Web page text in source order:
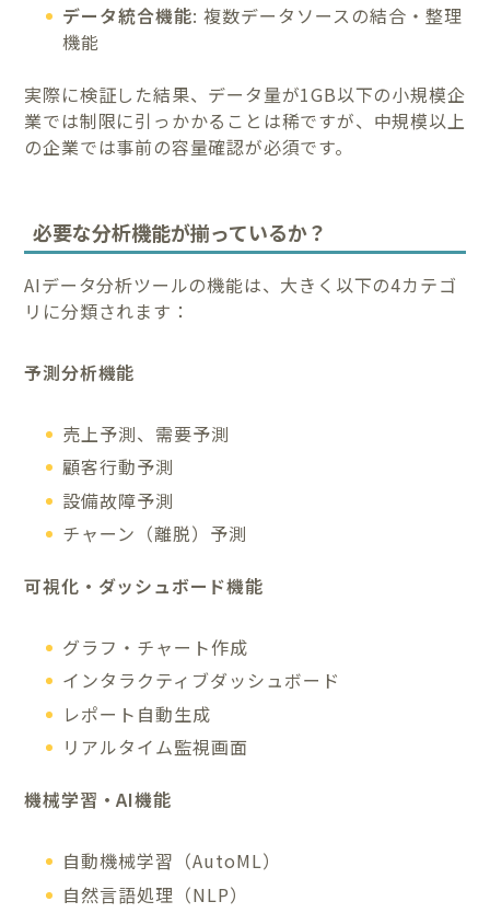
データ統合機能: 複数データソースの結合・整理
機能
実際に検証した結果、データ量が1GB以下の小規模企
業では制限に引っかかることは稀ですが、中規模以上
の企業では事前の容量確認が必須です。
必要な分析機能が揃っているか？
AIデータ分析ツールの機能は、大きく以下の4カテゴ
リに分類されます：
予測分析機能
売上予測、需要予測
顧客行動予測
設備故障予測
チャーン（離脱）予測
可視化・ダッシュボード機能
グラフ・チャート作成
インタラクティブダッシュボード
レポート自動生成
リアルタイム監視画面
機械学習・AI機能
自動機械学習（AutoML）
自然言語処理（NLP）